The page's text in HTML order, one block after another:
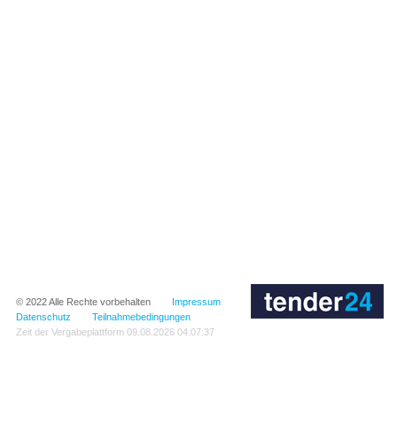
© 2022Alle Rechte vorbehalten
Impressum
Datenschutz
Teilnahmebedingungen
Zeit der Vergabeplattform 09.08.2026 04:07:37